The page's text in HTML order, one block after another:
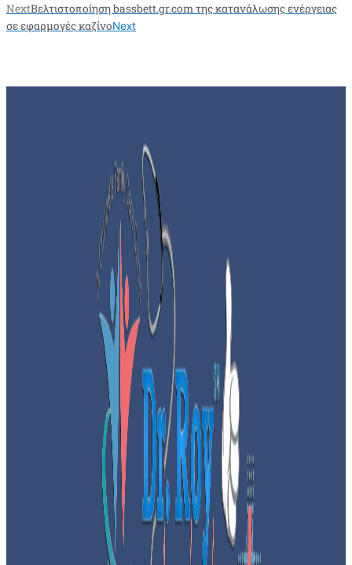
NextΒελτιστοποίηση bassbett.gr.com της κατανάλωσης ενέργειας
σε εφαρμογές καζίνοNext